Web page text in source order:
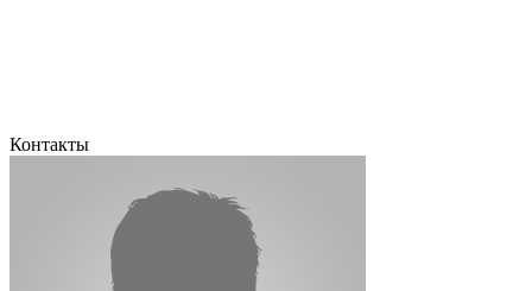
Контакты